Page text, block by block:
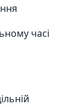
часі